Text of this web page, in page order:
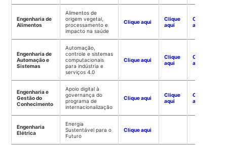
Engenharia de
Alimentos
Alimentos de
origem vegetal,
processamento e
impacto na saúde
Clique aqui
Clique
aqui
Clique
aqui
Engenharia de
Automação e
Sistemas
Automação,
controle e sistemas
computacionais
para indústria e
serviços 4.0
Clique aqui
Clique
aqui
Clique
aqui
Engenharia e
Gestão do
Conhecimento
Apoio digital à
governança do
programa de
internacionalização
Clique aqui
Clique
aqui
Clique
aqui
Engenharia
Elétrica
Energia
Sustentável para o
Futuro
Clique aqui